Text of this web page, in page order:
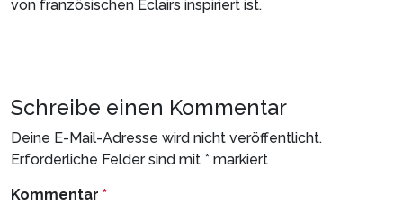
von französischen Eclairs inspiriert ist.
Schreibe einen Kommentar
Deine E-Mail-Adresse wird nicht veröffentlicht.
Erforderliche Felder sind mit * markiert
Kommentar *